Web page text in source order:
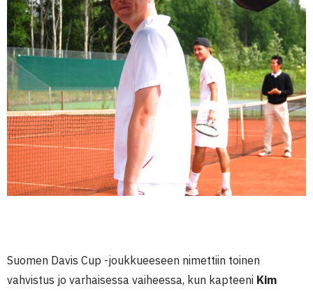
Suomen Davis Cup -joukkueeseen nimettiin toinen
vahvistus jo varhaisessa vaiheessa, kun kapteeni Kim